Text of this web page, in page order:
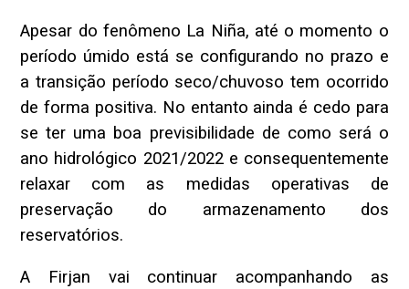
Apesar do fenômeno La Niña, até o momento o
período úmido está se configurando no prazo e
a transição período seco/chuvoso tem ocorrido
de forma positiva. No entanto ainda é cedo para
se ter uma boa previsibilidade de como será o
ano hidrológico 2021/2022 e consequentemente
relaxar com as medidas operativas de
preservação do armazenamento dos
reservatórios.
A Firjan vai continuar acompanhando as